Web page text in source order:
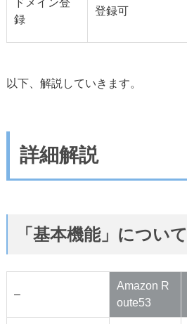
録
登録可
以下、解説していきます。
詳細解説
「基本機能」について
–
Amazon R
oute53